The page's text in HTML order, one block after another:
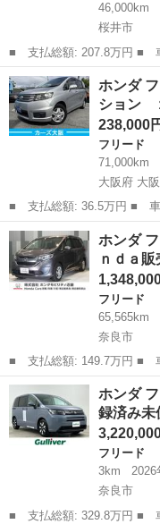
46,000km
桜井市
■ 支払総額: 207.8万円 ■ 車両本体価格： 1,997,000 円 ■ メーカ
ー名： ホンダ ■ 車種名
ダセンシング 純正ナビ
ジ ＥＴ...
奈良 桜井市 フリード
ホンダ
ション
238,000
フリード
71,000km
大阪府 大
■ 支払総額: 36.5万円 ■ 車両本体価格： 238,000 円 ■ メーカー
名： ホンダ ■ 車種名：
Ｇ ジャストセレクショ
枚数...
大阪 大阪狭山市 フ
ホンダ
ｎｄａ
フリード
65,565km
奈良市
■ 支払総額: 149.7万円 ■ 車両本体価格： 1,348,000 円 ■ メーカ
ー名： ホンダ ■ 車種名
ダセンシング Ｈｏｎｄａ
済 純正ナ...
奈良 奈良市 フリー
ホンダ
録済み
フリード
3km
2026
奈良市
■ 支払総額: 329.8万円 ■ 車両本体価格： 3,220,000 円 ■ メーカ